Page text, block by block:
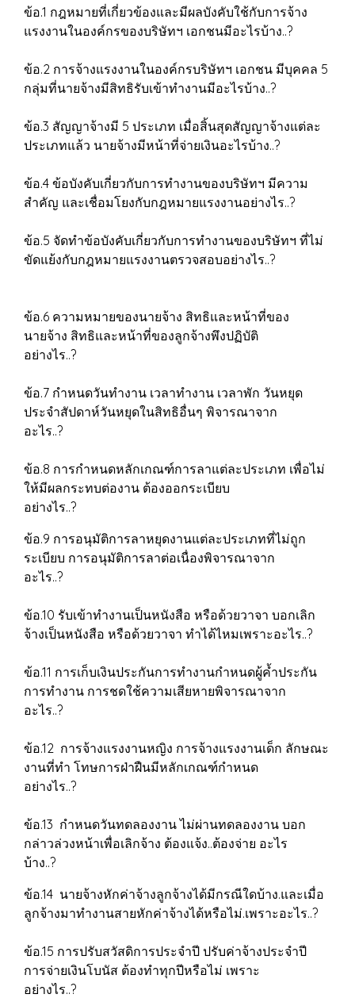
ข้อ.1 กฎหมายที่เกี่ยวข้องและมีผลบังคับใช้กับการจ้าง
แรงงานในองค์กรของบริษัทฯ เอกชนมีอะไรบ้าง..?
ข้อ.2 การจ้างแรงงานในองค์กรบริษัทฯ เอกชน มีบุคคล 5
กลุ่มที่นายจ้างมีสิทธิรับเข้าทำงานมีอะไรบ้าง..?
ข้อ.3 สัญญาจ้างมี 5 ประเภท เมื่อสิ้นสุดสัญญาจ้างแต่ละ
ประเภทแล้ว นายจ้างมีหน้าที่จ่ายเงินอะไรบ้าง..?
ข้อ.4 ข้อบังคับเกี่ยวกับการทำงานของบริษัทฯ มีความ
สำคัญ และเชื่อมโยงกับกฎหมายแรงงานอย่างไร..?
ข้อ.5 จัดทำข้อบังคับเกี่ยวกับการทำงานของบริษัทฯ ที่ไม่
ขัดแย้งกับกฎหมายแรงงานตรวจสอบอย่างไร..?
ข้อ.6 ความหมายของนายจ้าง สิทธิและหน้าที่ของ
นายจ้าง สิทธิและหน้าที่ของลูกจ้างพึงปฏิบัติ
อย่างไร..?
ข้อ.7 กำหนดวันทำงาน เวลาทำงาน เวลาพัก วันหยุด
ประจำสัปดาห์วันหยุดในสิทธิอื่นๆ พิจารณาจาก
อะไร..?
ข้อ.8 การกำหนดหลักเกณฑ์การลาแต่ละประเภท เพื่อไม่
ให้มีผลกระทบต่องาน ต้องออกระเบียบ
อย่างไร..?
ข้อ.9 การอนุมัติการลาหยุดงานแต่ละประเภทที่ไม่ถูก
ระเบียบ การอนุมัติการลาต่อเนื่องพิจารณาจาก
อะไร..?
ข้อ.10 รับเข้าทำงานเป็นหนังสือ หรือด้วยวาจา บอกเลิก
จ้างเป็นหนังสือ หรือด้วยวาจา ทำได้ไหมเพราะอะไร..?
ข้อ.11 การเก็บเงินประกันการทำงานกำหนดผู้ค้ำประกัน
การทำงาน การชดใช้ความเสียหายพิจารณาจาก
อะไร..?
ข้อ.12 การจ้างแรงงานหญิง การจ้างแรงงานเด็ก ลักษณะ
งานที่ทำ โทษการฝ่าฝืนมีหลักเกณฑ์กำหนด
อย่างไร..?
ข้อ.13 กำหนดวันทดลองงาน ไม่ผ่านทดลองงาน บอก
กล่าวล่วงหน้าเพื่อเลิกจ้าง ต้องแจ้ง..ต้องจ่าย อะไร
บ้าง..?
ข้อ.14 นายจ้างหักค่าจ้างลูกจ้างได้มีกรณีใดบ้าง.และเมื่อ
ลูกจ้างมาทำงานสายหักค่าจ้างได้หรือไม่.เพราะอะไร..?
ข้อ.15 การปรับสวัสดิการประจำปี ปรับค่าจ้างประจำปี
การจ่ายเงินโบนัส ต้องทำทุกปีหรือไม่ เพราะ
อย่างไร..?